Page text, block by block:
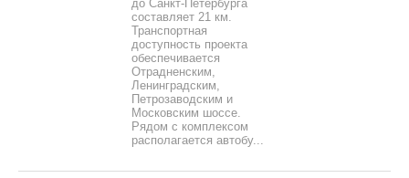
до Санкт-Петербурга
составляет 21 км.
Транспортная
доступность проекта
обеспечивается
Отрадненским,
Ленинградским,
Петрозаводским и
Московским шоссе.
Рядом с комплексом
располагается автобу...